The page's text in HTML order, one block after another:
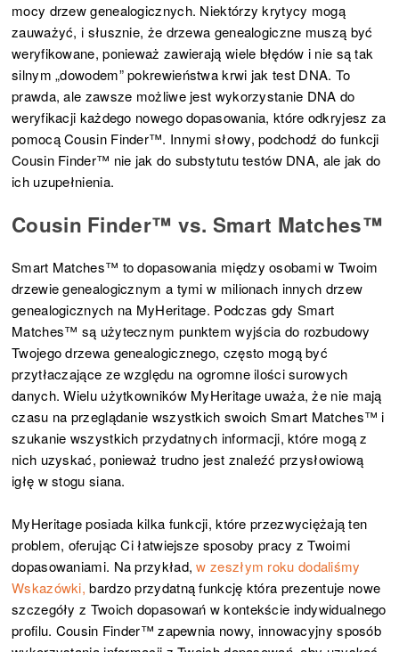
mocy drzew genealogicznych. Niektórzy krytycy mogą
zauważyć, i słusznie, że drzewa genealogiczne muszą być
weryfikowane, ponieważ zawierają wiele błędów i nie są tak
silnym „dowodem” pokrewieństwa krwi jak test DNA. To
prawda, ale zawsze możliwe jest wykorzystanie DNA do
weryfikacji każdego nowego dopasowania, które odkryjesz za
pomocą Cousin Finder™. Innymi słowy, podchodź do funkcji
Cousin Finder™ nie jak do substytutu testów DNA, ale jak do
ich uzupełnienia.
Cousin Finder™ vs. Smart Matches™
Smart Matches™ to dopasowania między osobami w Twoim
drzewie genealogicznym a tymi w milionach innych drzew
genealogicznych na MyHeritage. Podczas gdy Smart
Matches™ są użytecznym punktem wyjścia do rozbudowy
Twojego drzewa genealogicznego, często mogą być
przytłaczające ze względu na ogromne ilości surowych
danych. Wielu użytkowników MyHeritage uważa, że nie mają
czasu na przeglądanie wszystkich swoich Smart Matches™ i
szukanie wszystkich przydatnych informacji, które mogą z
nich uzyskać, ponieważ trudno jest znaleźć przysłowiową
igłę w stogu siana.
MyHeritage posiada kilka funkcji, które przezwyciężają ten
problem, oferując Ci łatwiejsze sposoby pracy z Twoimi
dopasowaniami. Na przykład,w zeszłym roku dodaliśmy
Wskazówki, bardzo przydatną funkcję która prezentuje nowe
szczegóły z Twoich dopasowań w kontekście indywidualnego
profilu. Cousin Finder™ zapewnia nowy, innowacyjny sposób